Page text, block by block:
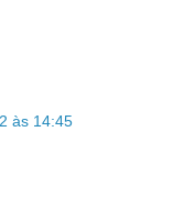
às 14:45